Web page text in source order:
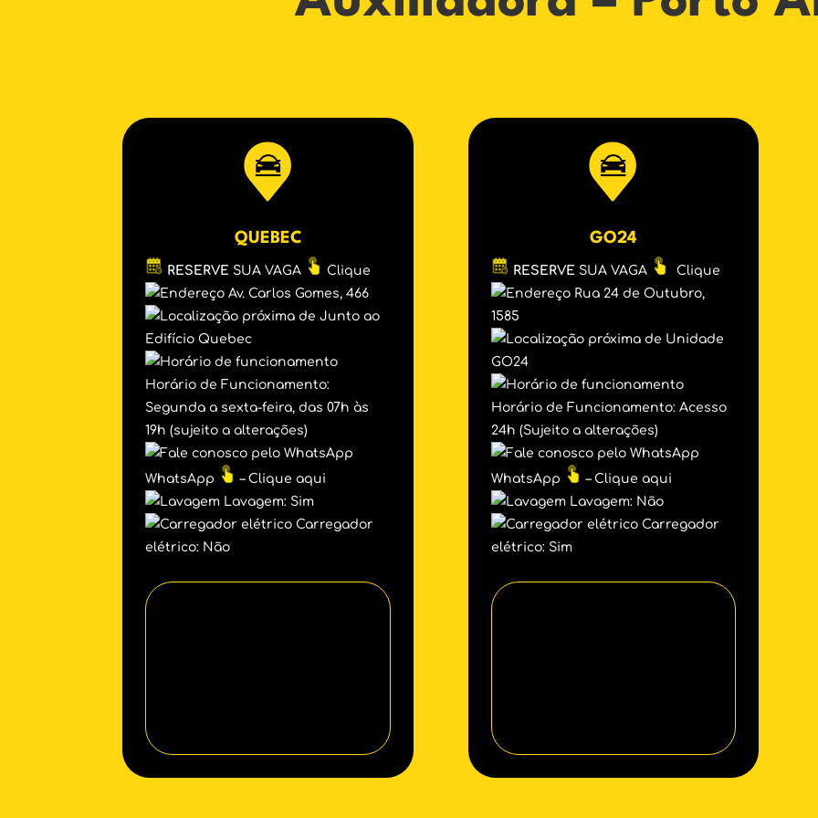
QUEBEC
RESERVE SUA VAGA
Clique
Av. Carlos Gomes, 466
Junto ao
Edifício Quebec
Horário de Funcionamento:
Segunda a sexta-feira, das 07h às
19h (sujeito a alterações)
WhatsApp
– Clique aqui
Lavagem: Sim
Carregador
elétrico: Não
GO24
RESERVE SUA VAGA
Clique
Rua 24 de Outubro,
1585
Unidade
GO24
Horário de Funcionamento: Acesso
24h (Sujeito a alterações)
WhatsApp
– Clique aqui
Lavagem: Não
Carregador
elétrico: Sim